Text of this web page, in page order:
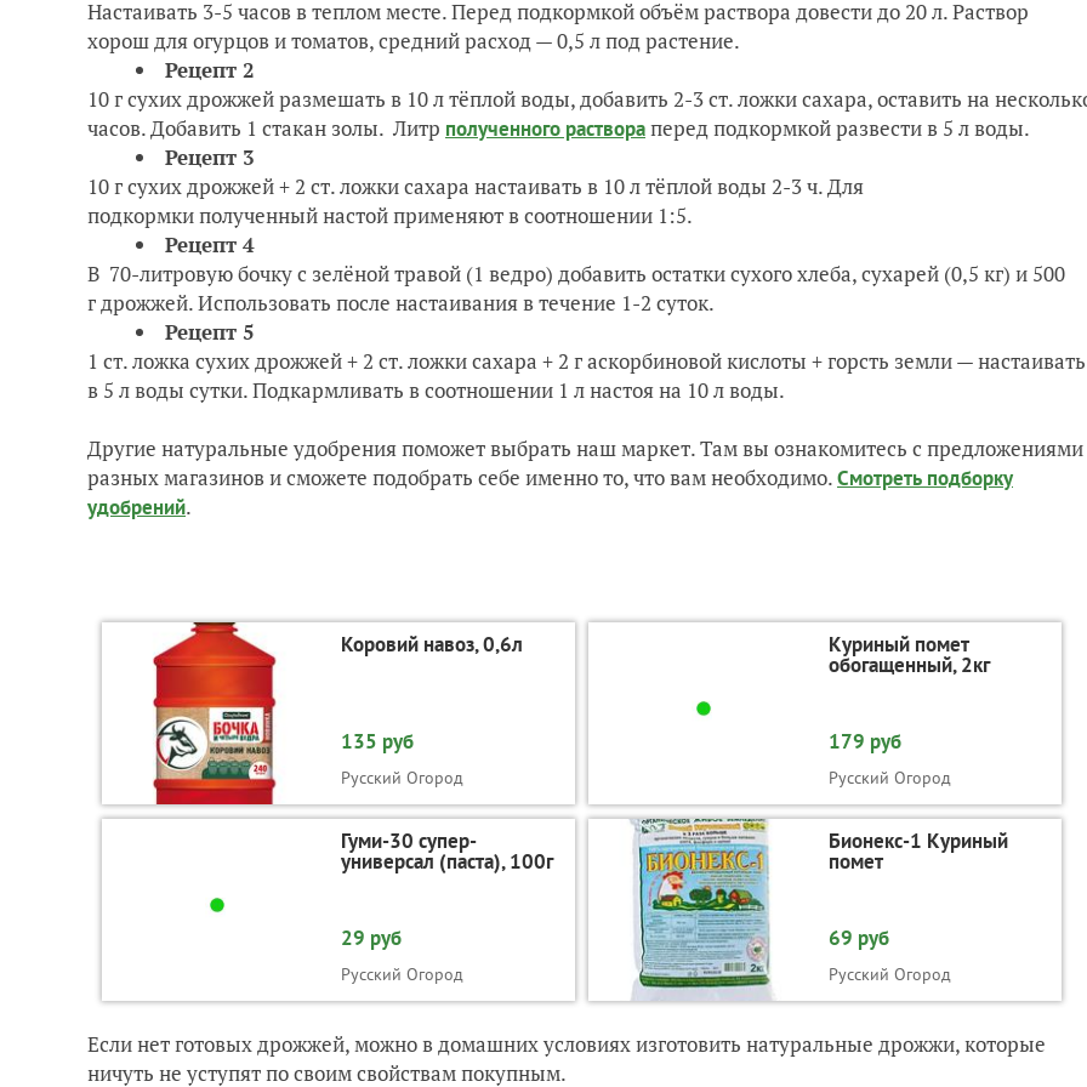
Настаивать 3-5 часов в теплом месте. Перед подкормкой объём раствора довести до 20 л. Раствор
хорош для огурцов и томатов, средний расход — 0,5 л под растение.
Рецепт 2
10 г сухих дрoжжей размешать в 10 л тёплой воды, добавить 2-3 ст. ложки сахара, оставить на
часов. Добавить 1 стакан золы. Литр полученного раствораперед подкормкой развести в 5 л воды.
Рецепт 3
10 г сухих дрoжжей + 2 ст. ложки сахара настаивать в 10 л тёплoй воды 2-3 ч. Для
подкормки полученный настой применяют в соотношении 1:5.
Рецепт 4
В 70-литровую бочку с зелёной травой (1 ведро) добавить остатки сухого хлеба, сухарей (0,5 кг) и 500
г дрoжжей. Использовать после настаивания в течение 1-2 суток.
Рецепт 5
1 ст. ложка сухих дрoжжей + 2 ст. лoжки сахара + 2 г аскорбиновой кислоты + горсть земли — настаивать
в 5 л воды сутки. Подкармливать в соотношении 1 л настоя на 10 л воды.
Другие натуральные удобрения поможет выбрать наш маркет. Там вы ознакомитесь с предложениями
разных магазинов и сможете подобрать себе именно то, что вам необходимо.Смотреть подборку
удобрений.
Коровий навоз, 0,6л
135 руб
Русский Огород
Куриный помет
обогащенный, 2кг
179 руб
Русский Огород
Гуми-30 супер-
универсал (паста), 100г
29 руб
Русский Огород
Бионекс-1 Куриный
помет
69 руб
Русский Огород
Если нет готовых дрoжжей, можно в домашних условиях изготовить натуральные дрожжи, которые
ничуть не уступят по своим свойствам покупным.